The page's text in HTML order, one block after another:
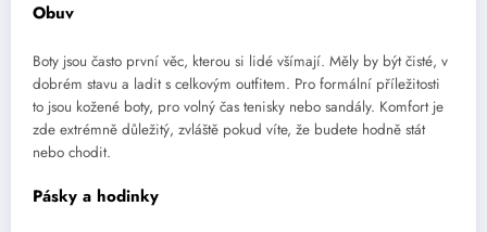
Obuv
Boty jsou často první věc, kterou si lidé všímají. Měly by být čisté, v
dobrém stavu a ladit s celkovým outfitem. Pro formální příležitosti
to jsou kožené boty, pro volný čas tenisky nebo sandály. Komfort je
zde extrémně důležitý, zvláště pokud víte, že budete hodně stát
nebo chodit.
Pásky a hodinky